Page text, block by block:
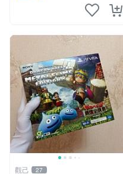
觀己 27